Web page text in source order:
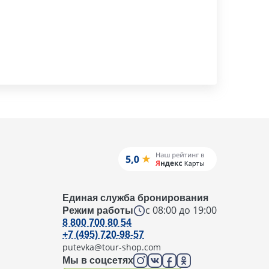
Единая служба бронирования
Режим работы
с 08:00 до 19:00
8 800 700 80 54
+7 (495) 720-98-57
putevka@tour-shop.com
Мы в соцсетях